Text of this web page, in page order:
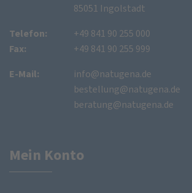
85051 Ingolstadt
Telefon:
Fax:
+49 841 90 255 000
+49 841 90 255 999
E-Mail:
info@natugena.de
bestellung@natugena.de
beratung@natugena.de
Mein Konto